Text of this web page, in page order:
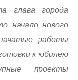
глава города
начало нового
работы
к юбилею
проекты